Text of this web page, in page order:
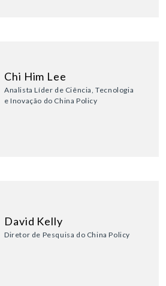
Chi Him Lee
Analista Líder de Ciência, Tecnologia
e Inovação do China Policy
David Kelly
Diretor de Pesquisa do China Policy